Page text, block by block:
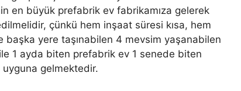
en büyük prefabrik ev fabrikamıza gelerek
çünkü hem inşaat süresi kısa, hem
yere taşınabilen 4 mevsim yaşanabilen
ile 1 ayda biten prefabrik ev 1 senede biten
gelmektedir.